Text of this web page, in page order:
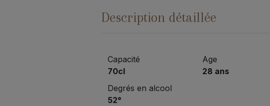
Description détaillée
Capacité
70cl
Degrés en alcool
52°
Age
28 ans